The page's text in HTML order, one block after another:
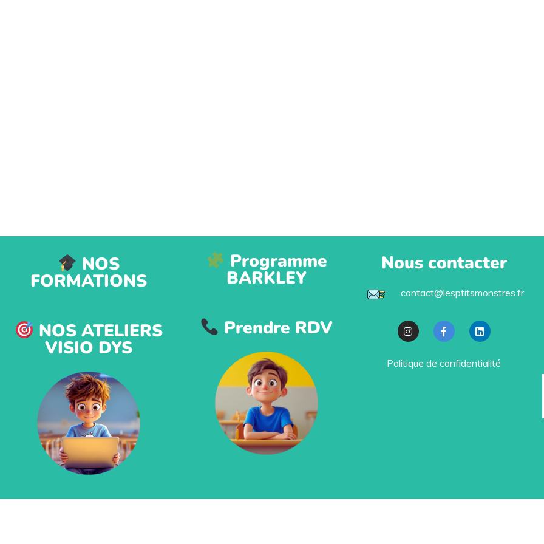
NOS
FORMATIONS
NOS ATELIERS
VISIO DYS
Programme
BARKLEY
Prendre RDV
Nous contacter
contact@lesptitsmonstres.fr
Politique de confidentialité